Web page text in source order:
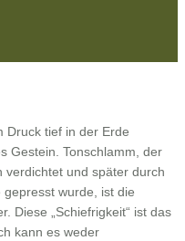
Druck tief in der Erde
Gestein. Tonschlamm, der
verdichtet und später durch
wurde, ist die
Diese „Schiefrigkeit“ ist das
kann es weder